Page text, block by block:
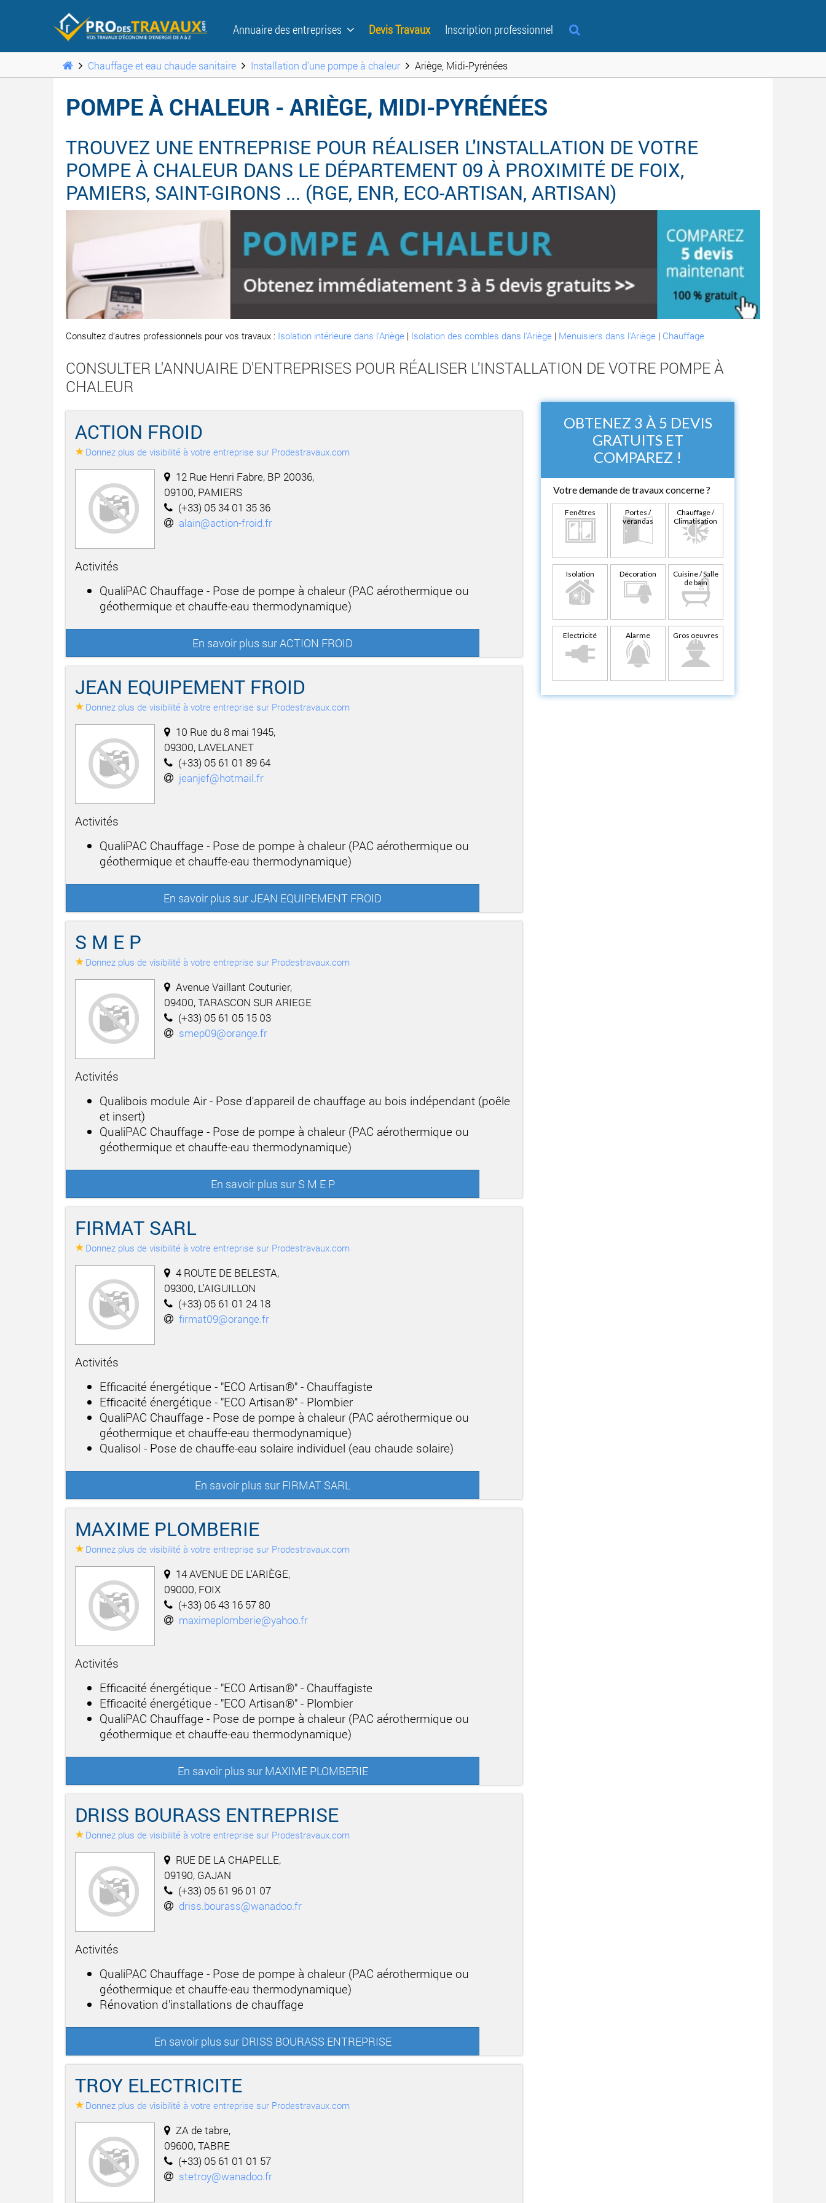
Annuaire des entreprises Devis Travaux Inscription professionnel
Chauffage et eau chaude sanitaire Installation d'une pompe à chaleur Ariège, Midi-Pyrénées
POMPE À CHALEUR - ARIÈGE, MIDI-PYRÉNÉES
TROUVEZ UNE ENTREPRISE POUR RÉALISER L'INSTALLATION DE VOTRE
POMPE À CHALEUR DANS LE DÉPARTEMENT 09 À PROXIMITÉ DE FOIX,
PAMIERS, SAINT-GIRONS ... (RGE, ENR, ECO-ARTISAN, ARTISAN)
Consultez d'autres professionnels pour vos travaux : Isolation intérieure dans l'Ariège | Isolation des combles dans l'Ariège | Menuisiers dans l'Ariège | Chauffage
CONSULTER L'ANNUAIRE D'ENTREPRISES POUR RÉALISER L'INSTALLATION DE VOTRE POMPE À
CHALEUR
ACTION FROID
Donnez plus de visibilité à votre entreprise sur Prodestravaux.com
12 Rue Henri Fabre, BP 20036,
09100, PAMIERS
(+33) 05 34 01 35 36
alain@action-froid.fr
Activités
QualiPAC Chauffage - Pose de pompe à chaleur (PAC aérothermique ou
géothermique et chauffe-eau thermodynamique)
En savoir plus sur ACTION FROID
JEAN EQUIPEMENT FROID
Donnez plus de visibilité à votre entreprise sur Prodestravaux.com
10 Rue du 8 mai 1945,
09300, LAVELANET
(+33) 05 61 01 89 64
jeanjef@hotmail.fr
Activités
QualiPAC Chauffage - Pose de pompe à chaleur (PAC aérothermique ou
géothermique et chauffe-eau thermodynamique)
En savoir plus sur JEAN EQUIPEMENT FROID
S M E P
Donnez plus de visibilité à votre entreprise sur Prodestravaux.com
Avenue Vaillant Couturier,
09400, TARASCON SUR ARIEGE
(+33) 05 61 05 15 03
smep09@orange.fr
Activités
Qualibois module Air - Pose d'appareil de chauffage au bois indépendant (poêle
et insert)
QualiPAC Chauffage - Pose de pompe à chaleur (PAC aérothermique ou
géothermique et chauffe-eau thermodynamique)
En savoir plus sur S M E P
FIRMAT SARL
Donnez plus de visibilité à votre entreprise sur Prodestravaux.com
4 ROUTE DE BELESTA,
09300, L'AIGUILLON
(+33) 05 61 01 24 18
firmat09@orange.fr
Activités
Efficacité énergétique - "ECO Artisan®" - Chauffagiste
Efficacité énergétique - "ECO Artisan®" - Plombier
QualiPAC Chauffage - Pose de pompe à chaleur (PAC aérothermique ou
géothermique et chauffe-eau thermodynamique)
Qualisol - Pose de chauffe-eau solaire individuel (eau chaude solaire)
En savoir plus sur FIRMAT SARL
MAXIME PLOMBERIE
Donnez plus de visibilité à votre entreprise sur Prodestravaux.com
14 AVENUE DE L'ARIÈGE,
09000, FOIX
(+33) 06 43 16 57 80
maximeplomberie@yahoo.fr
Activités
Efficacité énergétique - "ECO Artisan®" - Chauffagiste
Efficacité énergétique - "ECO Artisan®" - Plombier
QualiPAC Chauffage - Pose de pompe à chaleur (PAC aérothermique ou
géothermique et chauffe-eau thermodynamique)
En savoir plus sur MAXIME PLOMBERIE
DRISS BOURASS ENTREPRISE
Donnez plus de visibilité à votre entreprise sur Prodestravaux.com
RUE DE LA CHAPELLE,
09190, GAJAN
(+33) 05 61 96 01 07
driss.bourass@wanadoo.fr
Activités
QualiPAC Chauffage - Pose de pompe à chaleur (PAC aérothermique ou
géothermique et chauffe-eau thermodynamique)
Rénovation d'installations de chauffage
En savoir plus sur DRISS BOURASS ENTREPRISE
TROY ELECTRICITE
Donnez plus de visibilité à votre entreprise sur Prodestravaux.com
ZA de tabre,
09600, TABRE
(+33) 05 61 01 01 57
stetroy@wanadoo.fr
OBTENEZ 3 À 5 DEVIS
GRATUITS ET
COMPAREZ !
Votre demande de travaux concerne ?
Fenêtres
Portes /
vérandas
Chauffage /
Climatisation
Isolation Décoration
Cuisine / Salle
de bain
Electricité Alarme Gros oeuvres